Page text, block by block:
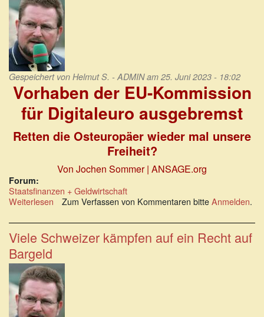
Gespeichert von Helmut S. - ADMINam 25. Juni 2023 - 18:02
Vorhaben der EU-Kommission
für Digitaleuro ausgebremst
Retten die Osteuropäer wieder mal unsere
Freiheit?
Von Jochen Sommer| ANSAGE.org
Forum:
Staatsfinanzen + Geldwirtschaft
Weiterlesen über
der
EU-
Kommission
Digitaleuro
ausgebremst
Zum Verfassen von Kommentaren bitteAnmelden.
Viele Schweizer kämpfen auf ein Recht auf
Bargeld